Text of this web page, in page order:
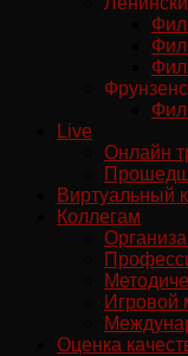
Live
Онлайн
Виртуальный
Коллегам
Игровой
Оценка